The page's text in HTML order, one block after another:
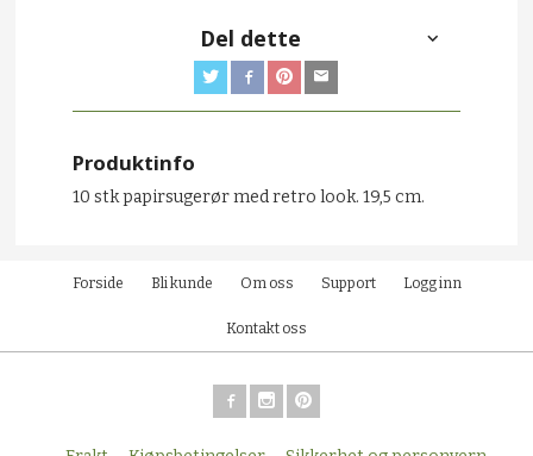
Del dette
Produktinfo
10 stk papirsugerør med retro look. 19,5 cm.
Forside Bli kunde Om oss Support Logg inn
Kontakt oss